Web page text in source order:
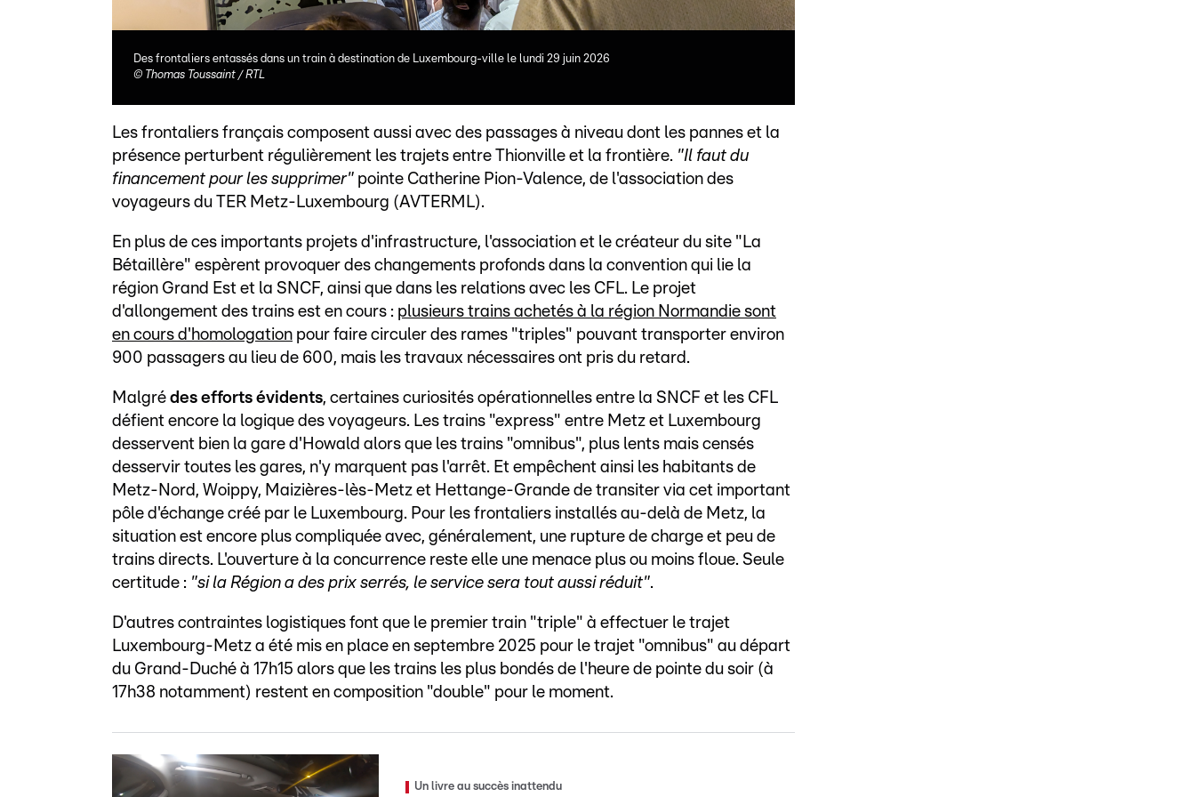
Des frontaliers entassés dans un train à destination de Luxembourg-ville le lundi 29 juin 2026
© Thomas Toussaint / RTL
Les frontaliers français composent aussi avec des passages à niveau dont les pannes et la
présence perturbent régulièrement les trajets entre Thionville et la frontière. "Il faut du
financement pour les supprimer" pointe Catherine Pion-Valence, de l'association des
voyageurs du TER Metz-Luxembourg (AVTERML).
En plus de ces importants projets d'infrastructure, l'association et le créateur du site "La
Bétaillère" espèrent provoquer des changements profonds dans la convention qui lie la
région Grand Est et la SNCF, ainsi que dans les relations avec les CFL. Le projet
d'allongement des trains est en cours : plusieurs trains achetés à la région Normandie sont
en cours d'homologation pour faire circuler des rames "triples" pouvant transporter environ
900 passagers au lieu de 600, mais les travaux nécessaires ont pris du retard.
Malgré des efforts évidents, certaines curiosités opérationnelles entre la SNCF et les CFL
défient encore la logique des voyageurs. Les trains "express" entre Metz et Luxembourg
desservent bien la gare d'Howald alors que les trains "omnibus", plus lents mais censés
desservir toutes les gares, n'y marquent pas l'arrêt. Et empêchent ainsi les habitants de
Metz-Nord, Woippy, Maizières-lès-Metz et Hettange-Grande de transiter via cet important
pôle d'échange créé par le Luxembourg. Pour les frontaliers installés au-delà de Metz, la
situation est encore plus compliquée avec, généralement, une rupture de charge et peu de
trains directs. L'ouverture à la concurrence reste elle une menace plus ou moins floue. Seule
certitude : "si la Région a des prix serrés, le service sera tout aussi réduit".
D'autres contraintes logistiques font que le premier train "triple" à effectuer le trajet
Luxembourg-Metz a été mis en place en septembre 2025 pour le trajet "omnibus" au départ
du Grand-Duché à 17h15 alors que les trains les plus bondés de l'heure de pointe du soir (à
17h38 notamment) restent en composition "double" pour le moment.
Un livre au succès inattendu